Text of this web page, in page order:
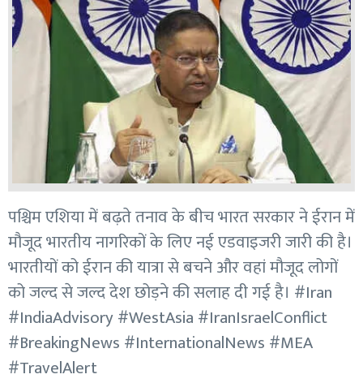
पश्चिम एशिया में बढ़ते तनाव के बीच भारत सरकार ने ईरान में
मौजूद भारतीय नागरिकों के लिए नई एडवाइजरी जारी की है।
भारतीयों को ईरान की यात्रा से बचने और वहां मौजूद लोगों
को जल्द से जल्द देश छोड़ने की सलाह दी गई है। #Iran
#IndiaAdvisory #WestAsia #IranIsraelConflict
#BreakingNews #InternationalNews #MEA
#TravelAlert